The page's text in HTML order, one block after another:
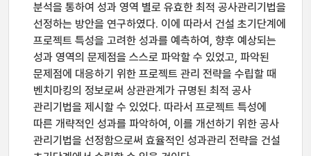
분석을 통하여 성과 영역 별로 유효한 최적 공사관리기법을
선정하는 방안을 연구하였다. 이에 따라서 건설 초기단계에
프로젝트 특성을 고려한 성과를 예측하여, 향후 예상되는
성과 영역의 문제점을 스스로 파악할 수 있었고, 파악된
문제점에 대응하기 위한 프로젝트 관리 전략을 수립할 때
벤치마킹의 정보로써 상관관계가 규명된 최적 공사
관리기법을 제시할 수 있었다. 따라서 프로젝트 특성에
따른 개략적인 성과를 파악하여, 이를 개선하기 위한 공사
관리기법을 선정함으로써 효율적인 성과관리 전략을 건설